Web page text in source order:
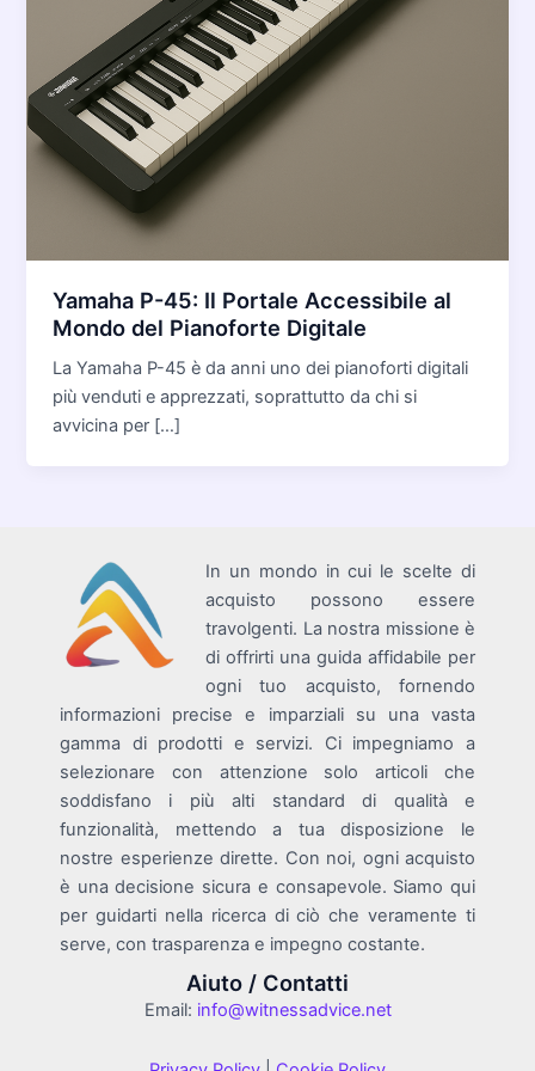
Yamaha P-45: Il Portale Accessibile al
Mondo del Pianoforte Digitale
La Yamaha P-45 è da anni uno dei pianoforti digitali
più venduti e apprezzati, soprattutto da chi si
avvicina per […]
In un mondo in cui le scelte di
acquisto possono essere
travolgenti. La nostra missione è
di offrirti una guida affidabile per
ogni tuo acquisto, fornendo
informazioni precise e imparziali su una vasta
gamma di prodotti e servizi. Ci impegniamo a
selezionare con attenzione solo articoli che
soddisfano i più alti standard di qualità e
funzionalità, mettendo a tua disposizione le
nostre esperienze dirette. Con noi, ogni acquisto
è una decisione sicura e consapevole. Siamo qui
per guidarti nella ricerca di ciò che veramente ti
serve, con trasparenza e impegno costante.
Aiuto / Contatti
Email: info@witnessadvice.net